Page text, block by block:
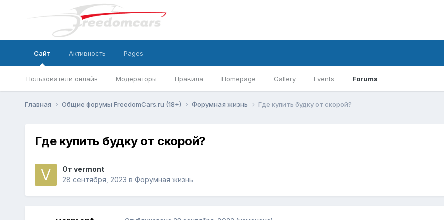
Сайт
Пользователи онлайн Модераторы Правила Homepage Gallery Events Forums
Активность Pages
Главная Общие форумы FreedomCars.ru (18+) Форумная жизнь Где купить будку от скорой?
Где купить будку от скорой?
От vermont
28 сентября, 2023 в Форумная жизнь